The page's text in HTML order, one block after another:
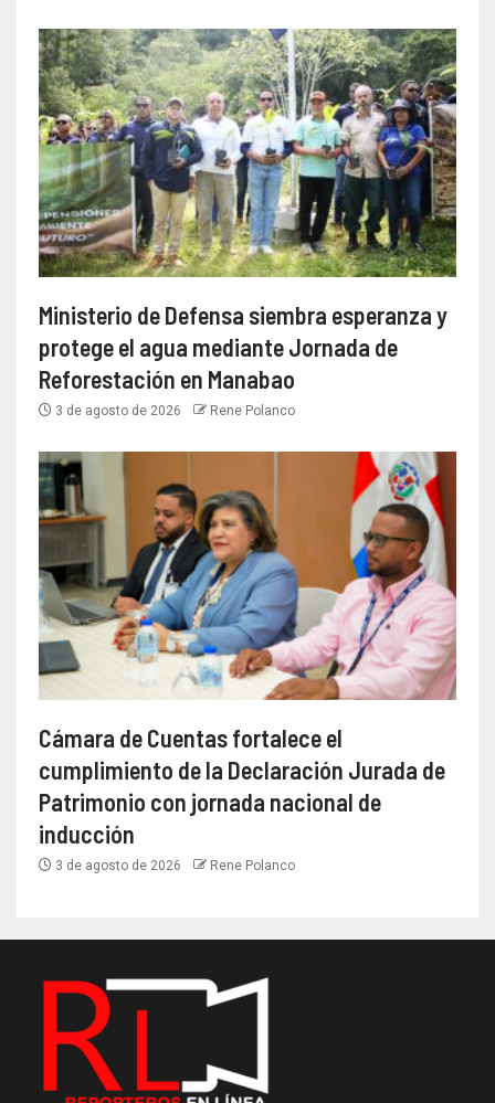
Ministerio de Defensa siembra esperanza y
protege el agua mediante Jornada de
Reforestación en Manabao
3 de agosto de 2026 Rene Polanco
Cámara de Cuentas fortalece el
cumplimiento de la Declaración Jurada de
Patrimonio con jornada nacional de
inducción
3 de agosto de 2026 Rene Polanco